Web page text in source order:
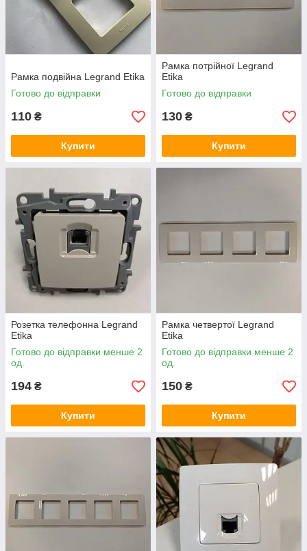
Рамка подвійна Legrand Etika
Готово до відправки
110 ₴
Купити
Рамка потрійної Legrand
Etika
Готово до відправки
130 ₴
Купити
Розетка телефонна Legrand
Etika
Готово до відправки менше 2
од.
194 ₴
Купити
Рамка четвертої Legrand
Etika
Готово до відправки менше 2
од.
150 ₴
Купити